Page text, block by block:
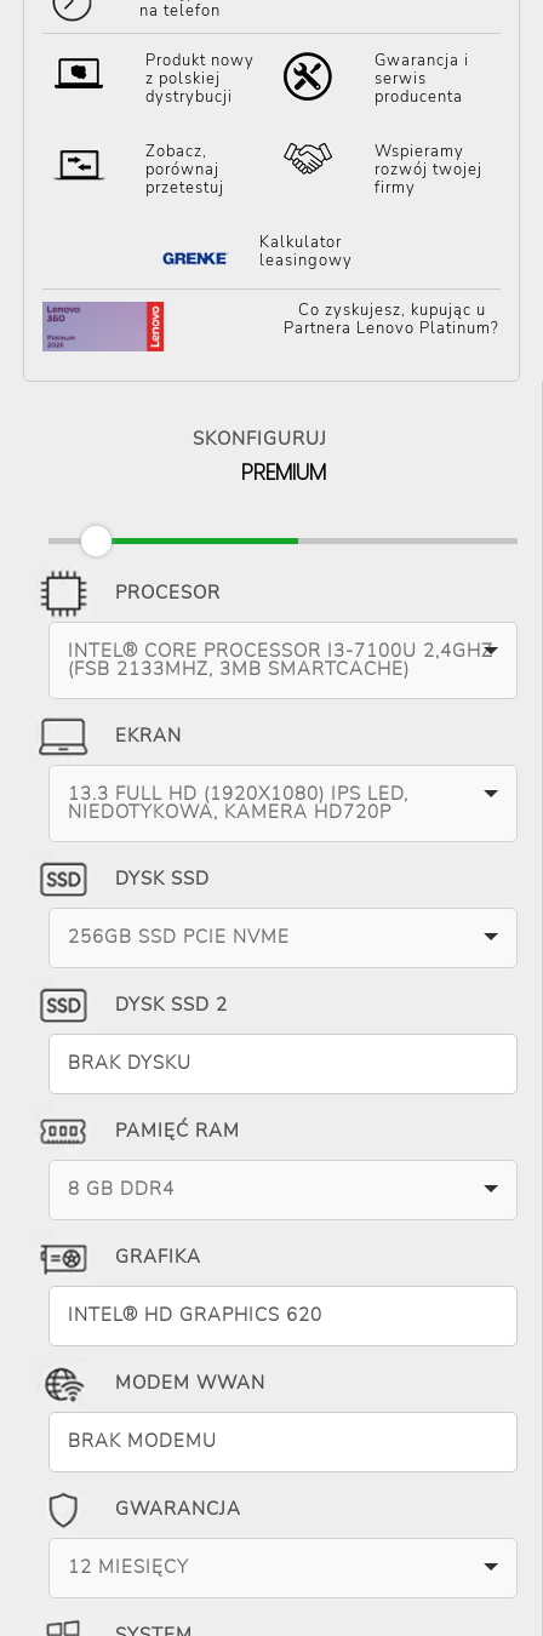
na telefon
Produkt nowy
z polskiej
dystrybucji
Gwarancja i
serwis
producenta
Zobacz,
porównaj
przetestuj
Wspieramy
rozwój twojej
firmy
Kalkulator
leasingowy
Co zyskujesz, kupując u
Partnera Lenovo Platinum?
SKONFIGURUJ
PREMIUM
PROCESOR
INTEL® CORE PROCESSOR I3-7100U 2,4GHZ
(FSB 2133MHZ, 3MB SMARTCACHE)
EKRAN
13.3 FULL HD (1920X1080) IPS LED,
NIEDOTYKOWA, KAMERA HD720P
DYSK SSD
256GB SSD PCIE NVME
DYSK SSD 2
BRAK DYSKU
PAMIĘĆ RAM
8 GB DDR4
GRAFIKA
INTEL® HD GRAPHICS 620
MODEM WWAN
BRAK MODEMU
GWARANCJA
12 MIESIĘCY